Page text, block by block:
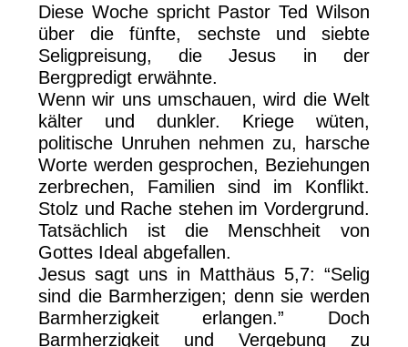
Diese Woche spricht Pastor Ted Wilson
über die fünfte, sechste und siebte
Seligpreisung, die Jesus in der
Bergpredigt erwähnte.
Wenn wir uns umschauen, wird die Welt
kälter und dunkler. Kriege wüten,
politische Unruhen nehmen zu, harsche
Worte werden gesprochen, Beziehungen
zerbrechen, Familien sind im Konflikt.
Stolz und Rache stehen im Vordergrund.
Tatsächlich ist die Menschheit von
Gottes Ideal abgefallen.
Jesus sagt uns in Matthäus 5,7: “Selig
sind die Barmherzigen; denn sie werden
Barmherzigkeit erlangen.” Doch
Barmherzigkeit und Vergebung zu